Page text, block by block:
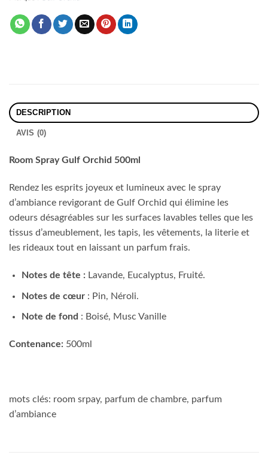
DESCRIPTION
AVIS (0)
Room Spray Gulf Orchid 500ml
Rendez les esprits joyeux et lumineux avec le spray
d’ambiance revigorant de Gulf Orchid qui élimine les
odeurs désagréables sur les surfaces lavables telles que les
tissus d’ameublement, les tapis, les vêtements, la literie et
les rideaux tout en laissant un parfum frais.
Notes de tête :Lavande, Eucalyptus, Fruité.
Notes de cœur: Pin, Néroli.
Note de fond : Boisé, Musc Vanille
Contenance: 500ml
mots clés: room srpay, parfum de chambre, parfum
d’ambiance